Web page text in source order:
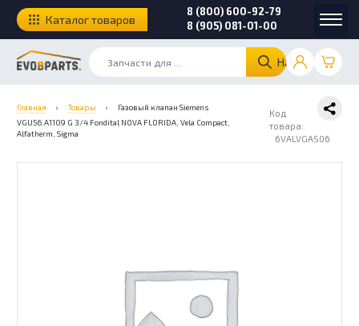
Найти
8 (800) 600-92-79
8 (905) 081-01-00
Каталог товаров
Главная › Товары ›
Газовый клапан Siemens
VGU56.A1109 G 3/4 Fondital NOVA FLORIDA, Vela Compact,
Alfatherm, Sigma
Код
товара:
6VALVGAS06